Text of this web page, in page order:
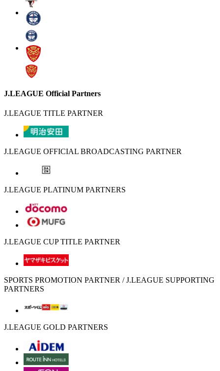
J.LEAGUE Official Partners
J.LEAGUE TITLE PARTNER
J.LEAGUE OFFICIAL BROADCASTING PARTNER
J.LEAGUE PLATINUM PARTNERS
J.LEAGUE CUP TITLE PARTNER
SPORTS PROMOTION PARTNER / J.LEAGUE SUPPORTING
PARTNERS
J.LEAGUE GOLD PARTNERS